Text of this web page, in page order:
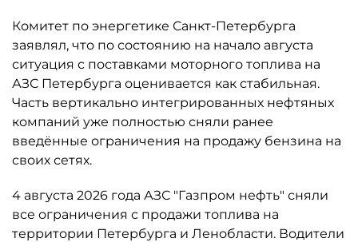
Комитет по энергетике Санкт-Петербурга
заявлял, что по состоянию на начало августа
ситуация с поставками моторного топлива на
АЗС Петербурга оценивается как стабильная.
Часть вертикально интегрированных нефтяных
компаний уже полностью сняли ранее
введённые ограничения на продажу бензина на
своих сетях.
4 августа 2026 года АЗС "Газпром нефть" сняли
все ограничения с продажи топлива на
территории Петербурга и Ленобласти. Водители